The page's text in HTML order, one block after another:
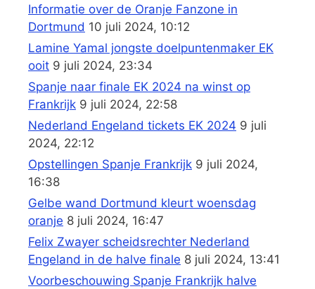
Informatie over de Oranje Fanzone in
Dortmund 10 juli 2024, 10:12
Lamine Yamal jongste doelpuntenmaker EK
ooit 9 juli 2024, 23:34
Spanje naar finale EK 2024 na winst op
Frankrijk 9 juli 2024, 22:58
Nederland Engeland tickets EK 2024 9 juli
2024, 22:12
Opstellingen Spanje Frankrijk 9 juli 2024,
16:38
Gelbe wand Dortmund kleurt woensdag
oranje 8 juli 2024, 16:47
Felix Zwayer scheidsrechter Nederland
Engeland in de halve finale 8 juli 2024, 13:41
Voorbeschouwing Spanje Frankrijk halve